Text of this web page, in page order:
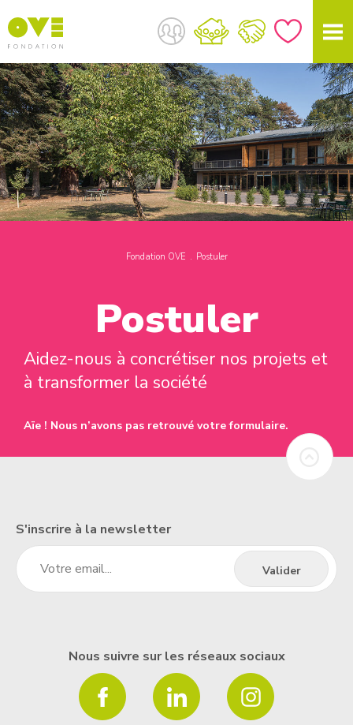
Fondation OVE Postuler
Postuler
Aidez-nous à concrétiser nos projets et
à transformer la société
Aïe ! Nous n’avons pas retrouvé votre formulaire.
S'inscrire à la newsletter
Nous suivre sur les réseaux sociaux